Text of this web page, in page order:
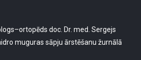
doc. Dr. med. Sergejs
muguras sāpju ārstēšanu žurnālā